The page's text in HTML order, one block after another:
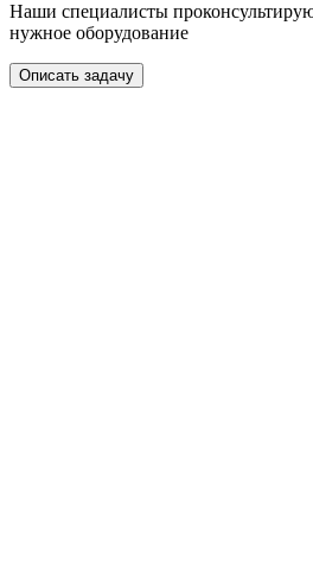
Наши специалисты
нужное оборудование
Описать задачу